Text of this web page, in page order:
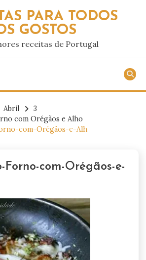
PARA TODOS
GOSTOS
receitas de Portugal
Abril
3
com Orégãos e Alho
com-Orégãos-e-Alh
Forno-com-Orégãos-e-